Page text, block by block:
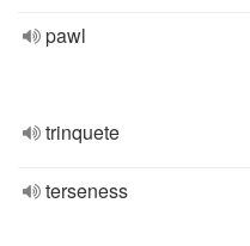
pawl
trinquete
terseness